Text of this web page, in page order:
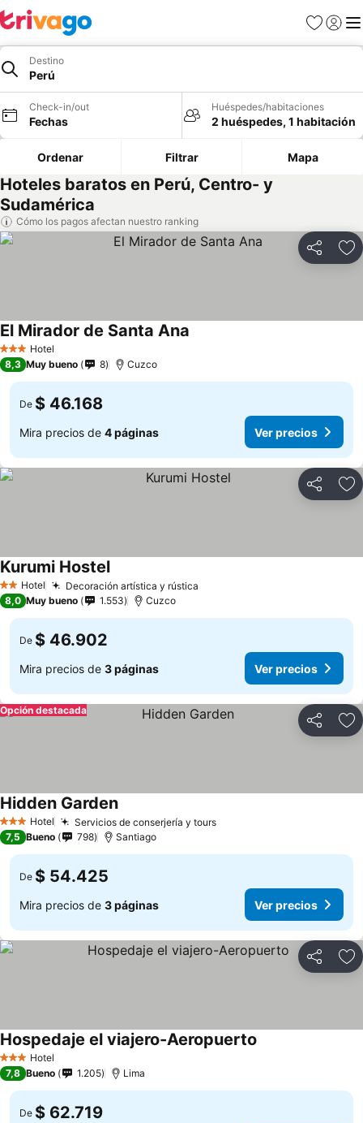
Favoritos
Iniciar
Destino
Perú
Check-in/out
Fechas
Huéspedes/habitaciones
2 huéspedes, 1 habitación
Ordenar Filtrar Mapa
Hoteles baratos en Perú, Centro- y
Sudamérica
Cómo los pagos afectan nuestro ranking
Compartir
3 Estrellas
Hotel
El Mirador de Santa Ana
8,3 Muy bueno 8 Cuzco
De $ 46.168
Mira precios de 4 páginas Ver precios
Compartir
2 Estrellas
Hotel Decoración artística y rústica
Kurumi Hostel
8,0 Muy bueno 1.553 Cuzco
De $ 46.902
Mira precios de 3 páginas Ver precios
Compartir
Opción destacada
3 Estrellas
Hotel Servicios de conserjería y tours
Hidden Garden
7,5 Bueno 798 Santiago
De $ 54.425
Mira precios de 3 páginas Ver precios
Compartir
3 Estrellas
Hotel
Hospedaje el viajero-Aeropuerto
7,8 Bueno 1.205 Lima
De $ 62.719